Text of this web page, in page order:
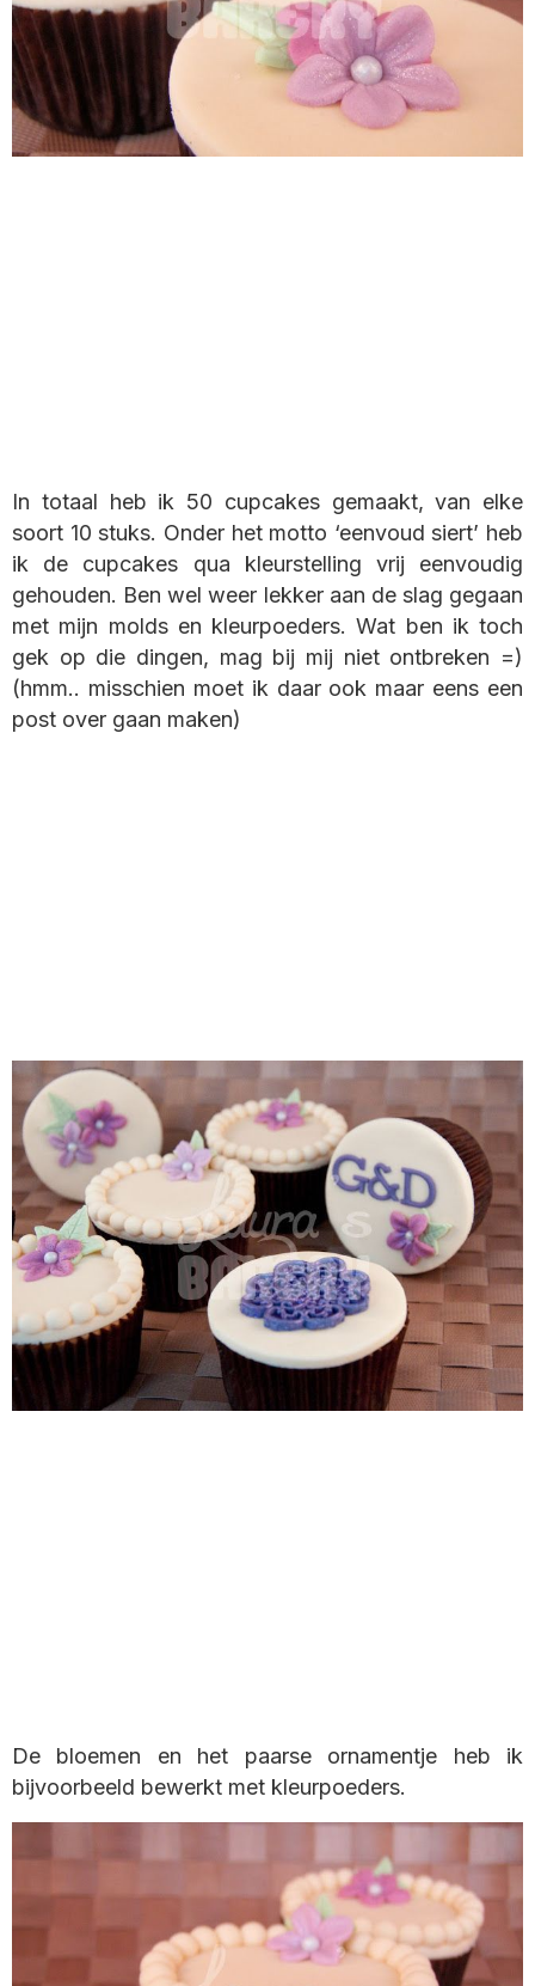
In totaal heb ik 50 cupcakes gemaakt, van elke
soort 10 stuks. Onder het motto ‘eenvoud siert’ heb
ik de cupcakes qua kleurstelling vrij eenvoudig
gehouden. Ben wel weer lekker aan de slag gegaan
met mijn molds en kleurpoeders. Wat ben ik toch
gek op die dingen, mag bij mij niet ontbreken =)
(hmm.. misschien moet ik daar ook maar eens een
post over gaan maken)
De bloemen en het paarse ornamentje heb ik
bijvoorbeeld bewerkt met kleurpoeders.